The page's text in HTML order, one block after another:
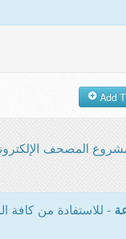
المصحف
- للاستفادة من كافة